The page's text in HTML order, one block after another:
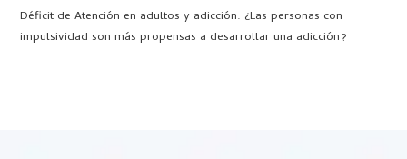
Déficit de Atención en adultos y adicción: ¿Las personas con
impulsividad son más propensas a desarrollar una adicción?